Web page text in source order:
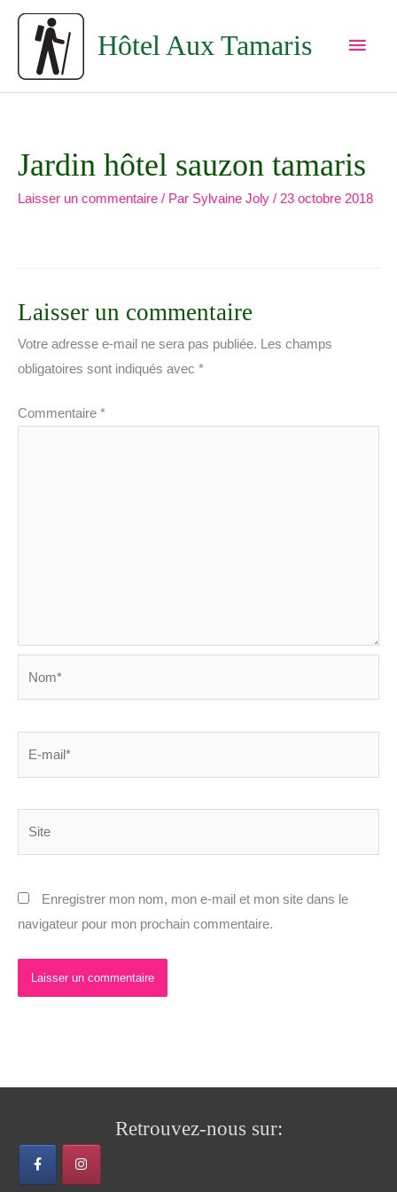
Aller
contenu
Hôtel Aux Tamaris
Jardin hôtel sauzon tamaris
Laisser un commentaire / Par Sylvaine Joly / 23 octobre 2018
Laisser un commentaire
Votre adresse e-mail ne sera pas publiée.
Les champs
obligatoires sont indiqués avec *
Commentaire *
Enregistrer mon nom, mon e-mail et mon site dans le
navigateur pour mon prochain commentaire.
Retrouvez-nous sur: